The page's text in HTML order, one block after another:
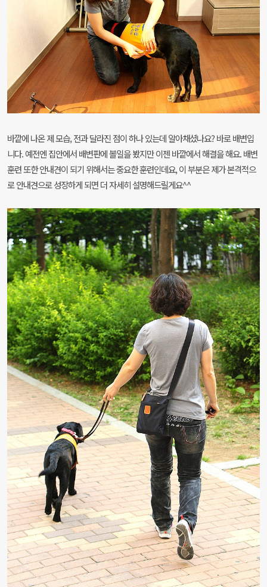
바깥에 나온 제 모습, 전과 달라진 점이 하나 있는데 알아채셨나요?바로 배변입
니다. 예전엔 집안에서 배변판에 볼일을 봤지만 이젠 바깥에서 해결을 해요. 배변
훈련또한 안내견이 되기 위해서는 중요한 훈련인데요, 이 부분은 제가 본격적으
로 안내견으로 성장하게 되면 더 자세히 설명해드릴게요^^